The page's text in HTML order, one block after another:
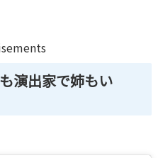
演出家で姉もい